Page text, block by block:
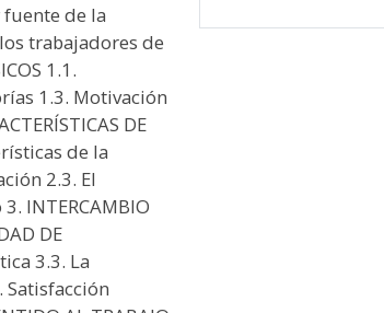
fuente de la
trabajadores de
1.1.
1.3. Motivación
DE
de la
2.3. El
INTERCAMBIO
DE
3.3. La
Satisfacción